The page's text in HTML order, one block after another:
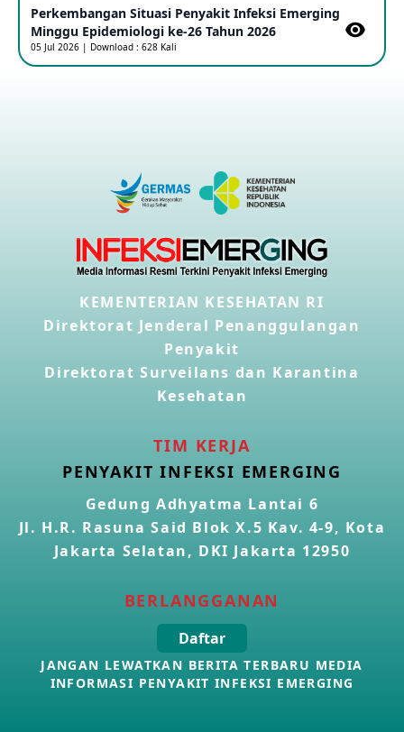
Kasus Konfirmasi A(H5NN6) di Cina
Penyakit virus Hanta di Kapal Pesiar Keberangkatan
Argentina
Penyakit Meningokokus di Vietnam
28 Apr 2026
Kasus Konfirmasi Avian Influenza A(H5N1) Keempat di
Kamboja
Informasi Penyakit POH VAU yang berkaitan dengan
21 Apr 2026
Kasus Konfirmasi Avian Influenza A(H9N2) di Italia
26 Mar 2026
Kasus Penyakit Meningokokus di Inggris
Kasus Konfirmasi Avian Influenza A(H5N1) di Kamboja
Perkembangan Situasi Penyakit Infeksi Emerging
Minggu Epidemiologi ke-26 Tahun 2026
05 Jul 2026 | Download : 628 Kali
KEMENTERIAN KESEHATAN RI
Direktorat Jenderal Penanggulangan
Penyakit
Direktorat Surveilans dan Karantina
Kesehatan
TIM KERJA
PENYAKIT INFEKSI EMERGING
Gedung Adhyatma Lantai 6
Jl. H.R. Rasuna Said Blok X.5 Kav. 4-9, Kota
Jakarta Selatan, DKI Jakarta 12950
BERLANGGANAN
Daftar
JANGAN LEWATKAN BERITA TERBARU MEDIA
INFORMASI PENYAKIT INFEKSI EMERGING